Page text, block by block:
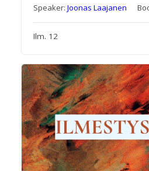
Speaker:Joonas Laajanen
Ilm. 12